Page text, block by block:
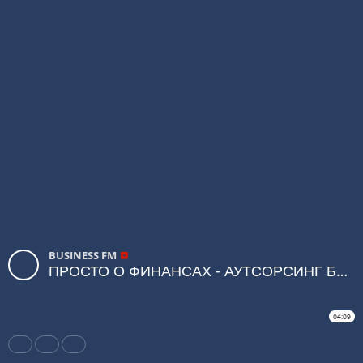
BUSINESS FM
ПРОСТО О ФИНАНСАХ - АУТСОРСИНГ БУХГАЛТЕРСКОГО УЧЕТА
04:09
Share